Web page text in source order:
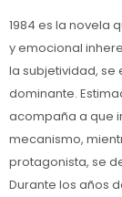
1984 es la novela
y emocional
la subjetividad, se
dominante.
acompaña a que
mecanismo,
protagonista, se
Durante los años